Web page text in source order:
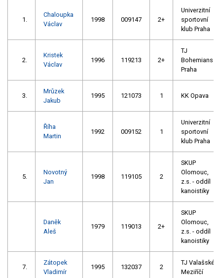
1.
Chaloupka
Václav
1998 009147 2+
Univerzitní
sportovní
klub Praha
2.
Kristek
Václav
1996 119213 2+
TJ
Bohemians
Praha
3.
Mrůzek
Jakub
1995 121073 1 KK Opava
Říha
Martin
1992 009152 1
Univerzitní
sportovní
klub Praha
5.
Novotný
Jan
1998 119105 2
SKUP
Olomouc,
z.s. - oddíl
kanoistiky
Daněk
Aleš
1979 119013 2+
SKUP
Olomouc,
z.s. - oddíl
kanoistiky
7.
Zátopek
Vladimír
1995 132037 2
TJ Valašské
Meziříčí